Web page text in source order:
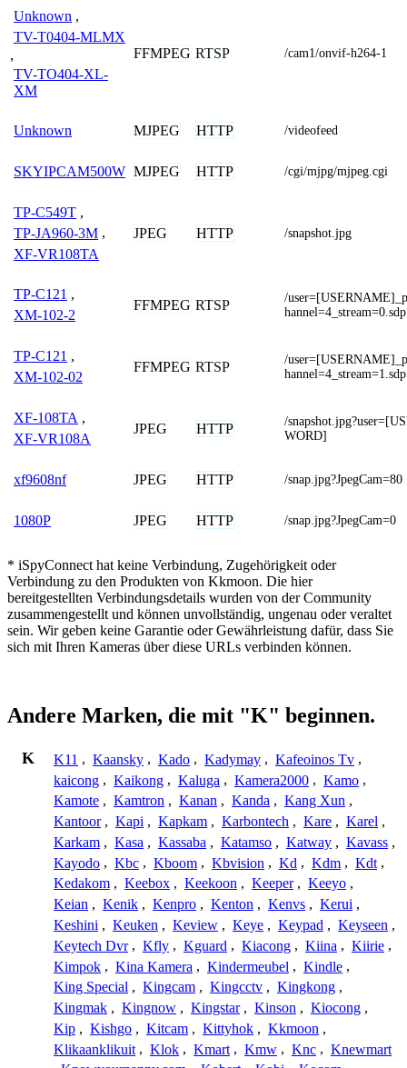
Unknown ,
TV-T0404-MLMX
,
TV-TO404-XL-
XM
FFMPEG RTSP /cam1/onvif-h264-1
Unknown MJPEG HTTP /videofeed
SKYIPCAM500W MJPEG HTTP /cgi/mjpg/mjpeg.cgi
TP-C549T ,
TP-JA960-3M ,
XF-VR108TA
JPEG HTTP /snapshot.jpg
TP-C121 ,
XM-102-2
FFMPEG RTSP
/
hannel=4_stream=0.sdp
TP-C121 ,
XM-102-02
FFMPEG RTSP
/
hannel=4_stream=1.sdp
XF-108TA ,
XF-VR108A
JPEG HTTP
/
WORD]
xf9608nf JPEG HTTP /snap.jpg?JpegCam=80
1080P JPEG HTTP /snap.jpg?JpegCam=0
* iSpyConnect hat keine Verbindung, Zugehörigkeit oder
Verbindung zu den Produkten von Kkmoon. Die hier
bereitgestellten Verbindungsdetails wurden von der Community
zusammengestellt und können unvollständig, ungenau oder veraltet
sein. Wir geben keine Garantie oder Gewährleistung dafür, dass Sie
sich mit Ihren Kameras über diese URLs verbinden können.
Andere Marken, die mit "K" beginnen.
K K11 , Kaansky , Kado , Kadymay , Kafeoinos Tv ,
kaicong , Kaikong , Kaluga , Kamera2000 , Kamo ,
Kamote , Kamtron , Kanan , Kanda , Kang Xun ,
Kantoor , Kapi , Kapkam , Karbontech , Kare , Karel ,
Karkam , Kasa , Kassaba , Katamso , Katway , Kavass ,
Kayodo , Kbc , Kboom , Kbvision , Kd , Kdm , Kdt ,
Kedakom , Keebox , Keekoon , Keeper , Keeyo ,
Keian , Kenik , Kenpro , Kenton , Kenvs , Kerui ,
Keshini , Keuken , Keview , Keye , Keypad , Keyseen ,
Keytech Dvr , Kfly , Kguard , Kiacong , Kiina , Kiirie ,
Kimpok , Kina Kamera , Kindermeubel , Kindle ,
King Special , Kingcam , Kingcctv , Kingkong ,
Kingmak , Kingnow , Kingstar , Kinson , Kiocong ,
Kip , Kishgo , Kitcam , Kittyhok , Kkmoon ,
Klikaanklikuit , Klok , Kmart , Kmw , Knc , Knewmart